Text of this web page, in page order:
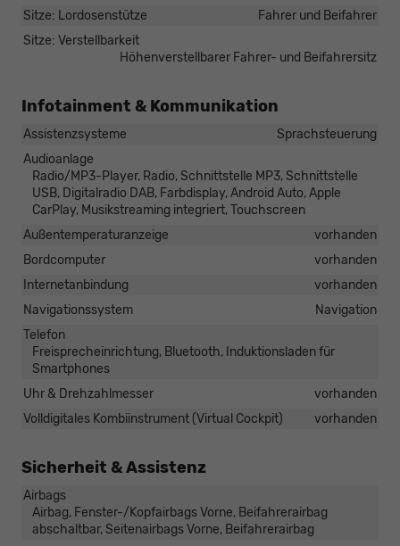
Sitze: Lordosenstütze
Fahrer und Beifahrer
Sitze: Verstellbarkeit
Höhenverstellbarer Fahrer- und Beifahrersitz
Infotainment & Kommunikation
Assistenzsysteme
Sprachsteuerung
Audioanlage
Radio/MP3-Player, Radio, Schnittstelle MP3, Schnittstelle
USB, Digitalradio DAB, Farbdisplay, Android Auto, Apple
CarPlay, Musikstreaming integriert, Touchscreen
Außentemperaturanzeige
vorhanden
Bordcomputer
vorhanden
Internetanbindung
vorhanden
Navigationssystem
Navigation
Telefon
Freisprecheinrichtung, Bluetooth, Induktionsladen für
Smartphones
Uhr & Drehzahlmesser
vorhanden
Volldigitales Kombiinstrument (Virtual Cockpit)
vorhanden
Sicherheit & Assistenz
Airbags
Airbag, Fenster-/Kopfairbags Vorne, Beifahrerairbag
abschaltbar, Seitenairbags Vorne, Beifahrerairbag